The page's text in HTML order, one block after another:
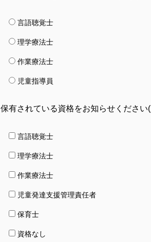
言語聴覚士
理学療法士
作業療法士
児童指導員
保有されている資格をお知らせください
言語聴覚士
理学療法士
作業療法士
児童発達支援管理責任者
保育士
資格なし